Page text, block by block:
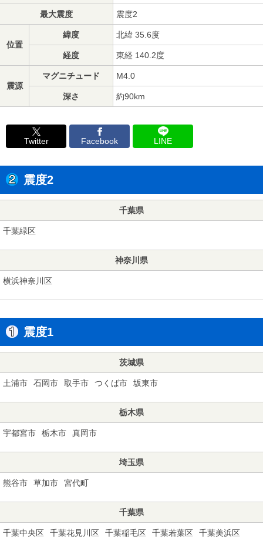
最大震度 震度2
位置
緯度 北緯 35.6度
経度 東経 140.2度
震源
マグニチュード M4.0
深さ 約90km
Twitter Facebook LINE
震度2
千葉県
千葉緑区
神奈川県
横浜神奈川区
震度1
茨城県
土浦市 石岡市 取手市 つくば市 坂東市
栃木県
宇都宮市 栃木市 真岡市
埼玉県
熊谷市 草加市 宮代町
千葉県
千葉中央区 千葉花見川区 千葉稲毛区 千葉若葉区
千葉美浜区